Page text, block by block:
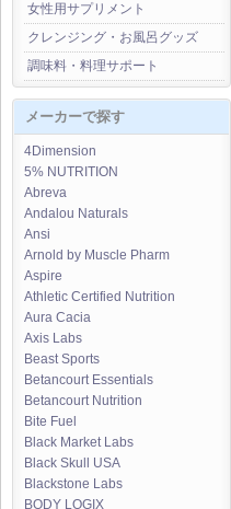
女性用サプリメント
クレンジング・お風呂グッズ
調味料・料理サポート
メーカーで探す
4Dimension
5% NUTRITION
Abreva
Andalou Naturals
Ansi
Arnold by Muscle Pharm
Aspire
Athletic Certified Nutrition
Aura Cacia
Axis Labs
Beast Sports
Betancourt Essentials
Betancourt Nutrition
Bite Fuel
Black Market Labs
Black Skull USA
Blackstone Labs
BODY LOGIX